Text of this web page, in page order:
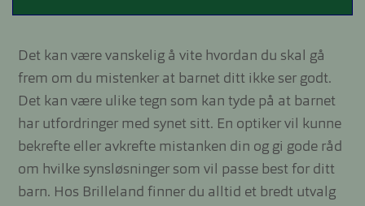
Det kan være vanskelig å vite hvordan du skal gå
frem om du mistenker at barnet ditt ikke ser godt.
Det kan være ulike tegn som kan tyde på at barnet
har utfordringer med synet sitt. En optiker vil kunne
bekrefte eller avkrefte mistanken din og gi gode råd
om hvilke synsløsninger som vil passe best for ditt
barn. Hos Brilleland finner du alltid et bredt utvalg